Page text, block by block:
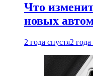
Что
новых
2 года спустя2 года